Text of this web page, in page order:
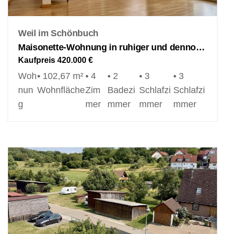
Weil im Schönbuch
Maisonette-Wohnung in ruhiger und dennoch zentraler Lage von Weil im Schönbuch!
Kaufpreis 420.000 €
Woh
nun
g
• 102,67 m²
Wohnfläche
• 4
Zim
mer
• 2
Badezi
mmer
• 3
Schlafzi
mmer
• 3
Schlafzi
mmer